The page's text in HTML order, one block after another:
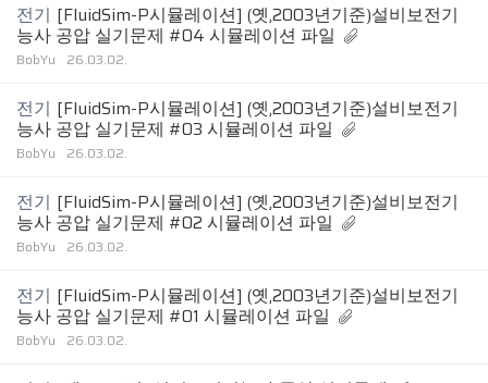
전기 [FluidSim-P시뮬레이션] (옛,2003년기준)설비보전기
능사 공압 실기문제 #04 시뮬레이션 파일
BobYu 26.03.02.
전기 [FluidSim-P시뮬레이션] (옛,2003년기준)설비보전기
능사 공압 실기문제 #03 시뮬레이션 파일
BobYu 26.03.02.
전기 [FluidSim-P시뮬레이션] (옛,2003년기준)설비보전기
능사 공압 실기문제 #02 시뮬레이션 파일
BobYu 26.03.02.
전기 [FluidSim-P시뮬레이션] (옛,2003년기준)설비보전기
능사 공압 실기문제 #01 시뮬레이션 파일
BobYu 26.03.02.